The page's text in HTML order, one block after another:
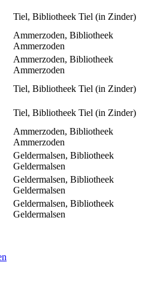
Tiel, Bibliotheek Tiel (in Zinder)
Ammerzoden, Bibliotheek
Ammerzoden
Ammerzoden, Bibliotheek
Ammerzoden
Tiel, Bibliotheek Tiel (in Zinder)
Tiel, Bibliotheek Tiel (in Zinder)
Ammerzoden, Bibliotheek
Ammerzoden
Geldermalsen, Bibliotheek
Geldermalsen
Geldermalsen, Bibliotheek
Geldermalsen
Geldermalsen, Bibliotheek
Geldermalsen